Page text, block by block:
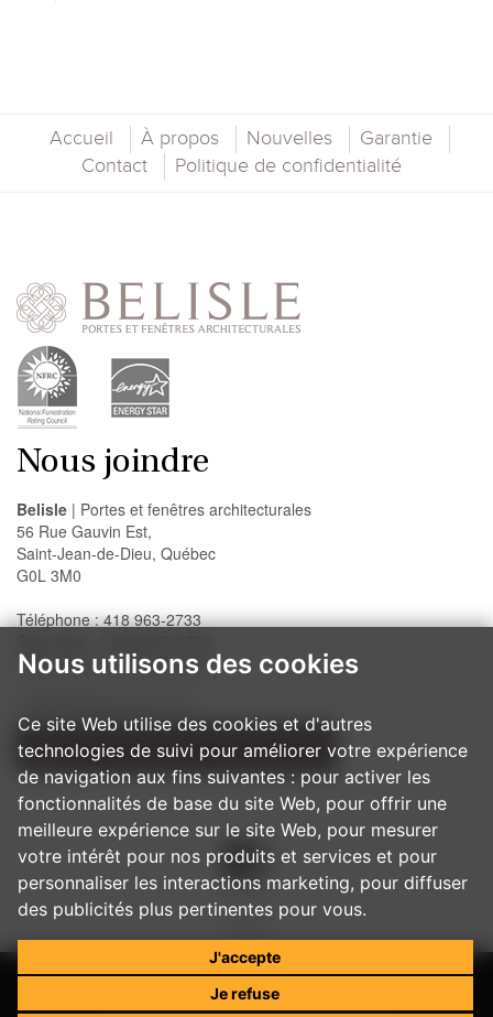
Nous utilisons des cookies
Ce site Web utilise des cookies et d'autres
technologies de suivi pour améliorer votre expérience
de navigation aux fins suivantes : pour activer les
fonctionnalités de base du site Web, pour offrir une
meilleure expérience sur le site Web, pour mesurer
votre intérêt pour nos produits et services et pour
personnaliser les interactions marketing, pour diffuser
des publicités plus pertinentes pour vous.
J'accepte
Je refuse
Accueil À propos Nouvelles
Garantie
Contact
Politique de confidentialité
Nous joindre
Belisle | Portes et fenêtres architecturales
56 Rue Gauvin Est,
Saint-Jean-de-Dieu, Québec
G0L 3M0
Téléphone : 418 963-2733
Télécopieur : 418 963-2200
NOS PROCÉDURES D'INSTALLATION
Belisle - Portes et fenêtres architecturales